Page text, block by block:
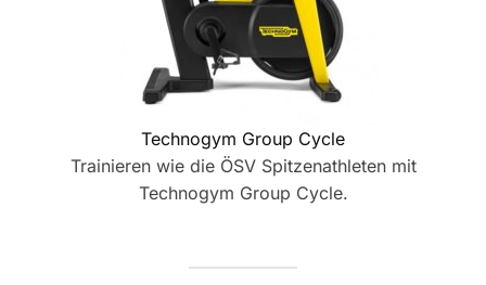
Technogym Group Cycle
Trainieren wie die ÖSV Spitzenathleten mit
Technogym Group Cycle.